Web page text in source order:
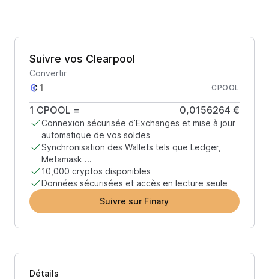
Suivre vos Clearpool
Convertir
CPOOL
1 CPOOL = 0,0156264 €
Connexion sécurisée d’Exchanges et mise à jour
automatique de vos soldes
Synchronisation des Wallets tels que Ledger,
Metamask ...
10,000 cryptos disponibles
Données sécurisées et accès en lecture seule
Suivre sur Finary
Détails